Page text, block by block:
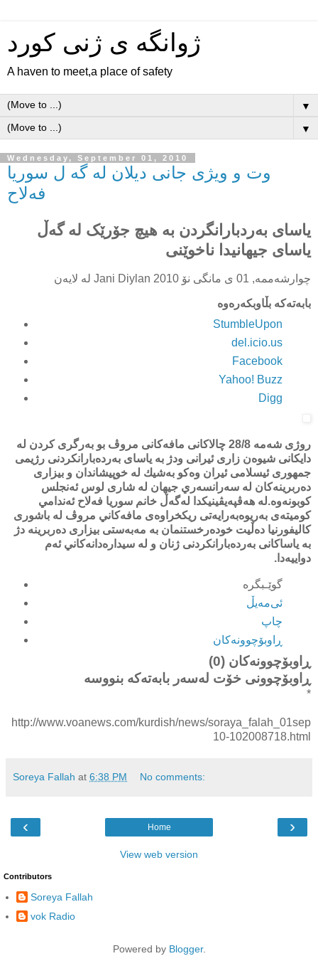
ژوانگه‌ ی ژنی كورد
A haven to meet,a place of safety
▼
▼
Wednesday, September 01, 2010
وت و ویژی جانی دیلان له گه ل سوریا
فەلاح
یاسای به‌ردبارانگردن به‌ هیچ جۆرێک له‌ گه‌ڵ
یاسای جیهانیدا ناخوێنی
له‌ لایه‌ن Jani Diylan چوارشه‌ممه‌, 01 ی مانگی نۆ 2010
StumbleUpon
del.icio.us
Facebook
Yahoo! Buzz
Digg
روژی شەمە 28/8 چالاكانی مافەكانی مروڤ بو بەرگری كردن لە
دایكانی شیوەن زاری ئیرانی ودژ بە یاسای بەردەبارانكردنی رژیمی
جمھوری ئیسلامی ئیران وەكو بەشیك لە خوپیشاندان و بیزاری
دەربرینەكان لە سەرانسەري جیھان لە شاری لوس ئەنجلس
كوبونەوە.لە ھەڤپەیڤينیكدا لەگەڵ خانم سوریا فەلاح ئەندامي
كومیتەی بەریوەبەرایەتی ریكخراوەی مافەكاني مروڤ لە باشوری
كاليفورنیا دەڵیت خودەرخستنمان بە مەبەستی بیزاری دەربرینە دژ
بە یاساكانی بەردەبارانكردنی ژنان و لە سیدارەدانەكاني ئەم
دواییەدا.
ئی‌مه‌یڵ
چاپ
ڕاوبۆچوونه‌کان
ڕاوبۆچوونه‌کان (0)
*
http://www.voanews.com/kurdish/news/soraya_falah_01sep
10-102008718.html
Soreya Fallah at 6:38 PM No comments:
‹ ›
Home
View web version
Contributors
Soreya Fallah
vok Radio
Powered by Blogger.